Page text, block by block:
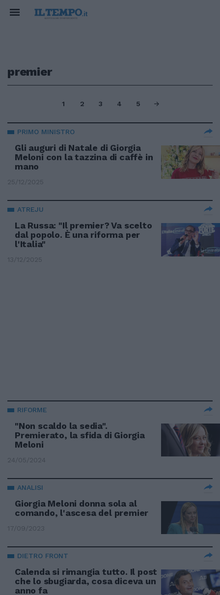
premier
1 2 3 4 5
PRIMO MINISTRO
Gli auguri di Natale di Giorgia
Meloni con la tazzina di caffè in
mano
25/12/2025
ATREJU
La Russa: "Il premier? Va scelto
dal popolo. È una riforma per
l'Italia"
13/12/2025
RIFORME
"Non scaldo la sedia".
Premierato, la sfida di Giorgia
Meloni
24/05/2024
ANALISI
Giorgia Meloni donna sola al
comando, l'ascesa del premier
17/09/2023
DIETRO FRONT
Calenda si rimangia tutto. Il post
che lo sbugiarda, cosa diceva un
anno fa